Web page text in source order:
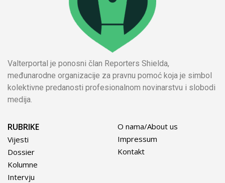
Valterportal je ponosni član Reporters Shielda,
međunarodne organizacije za pravnu pomoć koja je simbol
kolektivne predanosti profesionalnom novinarstvu i slobodi
medija.
RUBRIKE
Vijesti
Dossier
Kolumne
Intervju
O nama/About us
Impressum
Kontakt